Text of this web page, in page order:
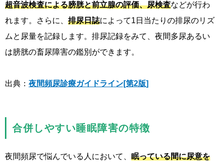
超音波検査による膀胱と前立腺の評価、尿検査などが行わ
れます。さらに、 排尿日誌によって1日当たりの排尿のリズ
ムと尿量を記録します。排尿記録をみて、夜間多尿あるい
は膀胱の畜尿障害の鑑別ができます。
出典： 夜間頻尿診療ガイドライン[第2版]
合併しやすい睡眠障害の特徴
夜間頻尿で悩んでいる人において、 眠っている間に尿意を